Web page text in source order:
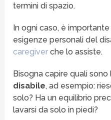
termini di spazio.
In ogni caso, è
esigenze personali del
caregiver che lo assiste.
Bisogna capire quali sono
disabile, ad esempio:
solo? Ha un equilibrio
lavarsi da solo in piedi?